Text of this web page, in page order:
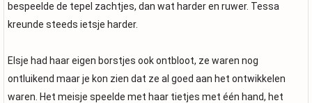
bespeelde de tepel zachtjes, dan wat harder en ruwer. Tessa
kreunde steeds ietsje harder.
Elsje had haar eigen borstjes ook ontbloot, ze waren nog
ontluikend maar je kon zien dat ze al goed aan het ontwikkelen
waren. Het meisje speelde met haar tietjes met één hand, het